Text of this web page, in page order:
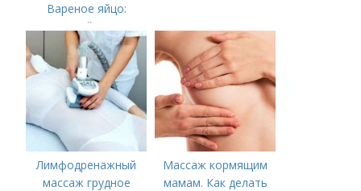
Вареное яйцо:
калорийность
Лимфодренажный
массаж грудное
Массаж кормящим
мамам. Как делать